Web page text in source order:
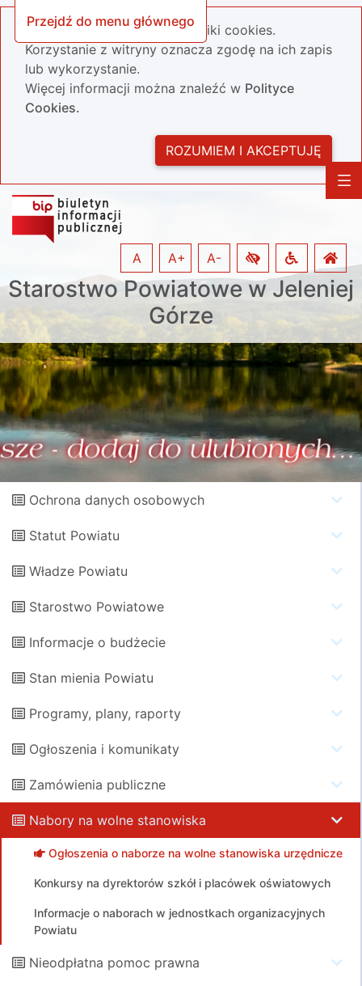
Przejdź do menu głównego
Nasza strona wykorzystuje pliki cookies.
Korzystanie z witryny oznacza zgodę na ich zapis
lub wykorzystanie.
Więcej informacji można znaleźć w Polityce
Cookies.
ROZUMIEM I AKCEPTUJĘ
Starostwo Powiatowe w Jeleniej
Górze
A A+ A-
Ochrona danych osobowych
Statut Powiatu
Władze Powiatu
Starostwo Powiatowe
Informacje o budżecie
Stan mienia Powiatu
Programy, plany, raporty
Ogłoszenia i komunikaty
Zamówienia publiczne
Nabory na wolne stanowiska
Ogłoszenia o naborze na wolne stanowiska urzędnicze
Konkursy na dyrektorów szkół i placówek oświatowych
Informacje o naborach w jednostkach organizacyjnych
Powiatu
Nieodpłatna pomoc prawna